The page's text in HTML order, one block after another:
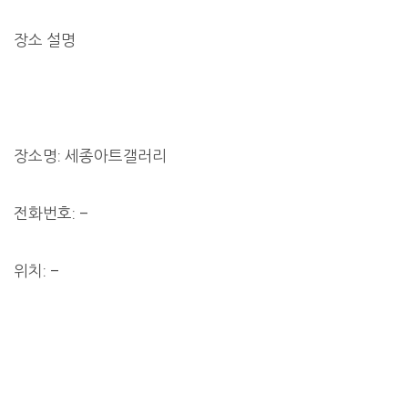
장소 설명
장소명: 세종아트갤러리
전화번호: –
위치: –